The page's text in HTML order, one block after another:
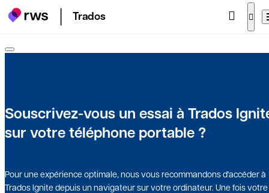
Trados
Souscrivez-vous un essai à Trados
sur votre téléphone portable ?
Pour une expérience optimale, nous vous recommandons d'accéder à
Trados Ignite depuis un navigateur sur votre ordinateur. Une fois votre